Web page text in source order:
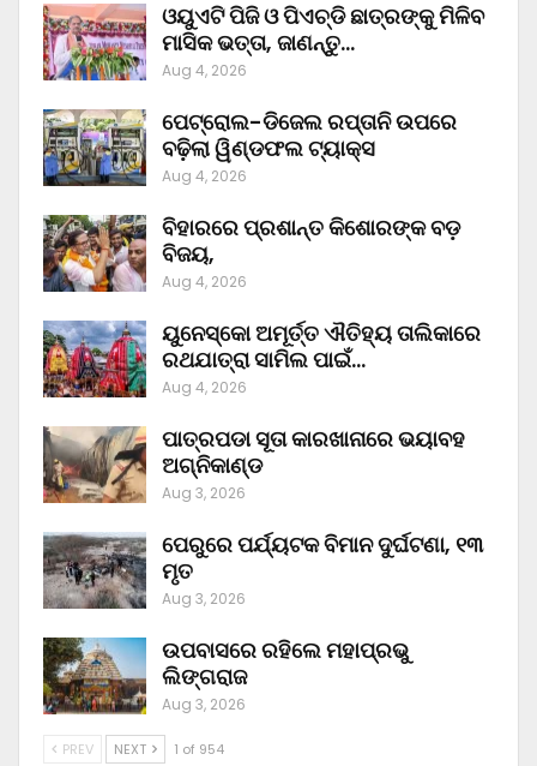
ଓୟୁଏଟି ପିଜି ଓ ପିଏଚ୍‌ଡି ଛାତ୍ରଙ୍କୁ ମିଳିବ
ମାସିକ ଭତ୍ତା, ଜାଣନ୍ତୁ…
Aug 4, 2026
ପେଟ୍ରୋଲ-ଡିଜେଲ ରପ୍ତାନି ଉପରେ
ବଢ଼ିଲା ୱିଣ୍ଡଫଲ ଟ୍ୟାକ୍ସ
Aug 4, 2026
ବିହାରରେ ପ୍ରଶାନ୍ତ କିଶୋରଙ୍କ ବଡ଼
ବିଜୟ,
Aug 4, 2026
ୟୁନେସ୍କୋ ଅମୂର୍ତ୍ତ ଐତିହ୍ୟ ତାଲିକାରେ
ରଥଯାତ୍ରା ସାମିଲ ପାଇଁ…
Aug 4, 2026
ପାତ୍ରପଡା ସୂତା କାରଖାନାରେ ଭୟାବହ
ଅଗ୍ନିକାଣ୍ଡ
Aug 3, 2026
ପେରୁରେ ପର୍ଯ୍ୟଟକ ବିମାନ ଦୁର୍ଘଟଣା, ୧୩
ମୃତ
Aug 3, 2026
ଉପବାସରେ ରହିଲେ ମହାପ୍ରଭୁ
ଲିଙ୍ଗରାଜ
Aug 3, 2026
PREV NEXT 1 of 954